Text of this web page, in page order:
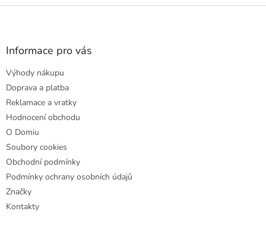
Z
Informace pro vás
Výhody nákupu
Doprava a platba
Reklamace a vratky
Hodnocení obchodu
O Domiu
Soubory cookies
Obchodní podmínky
Podmínky ochrany osobních údajů
Značky
Kontakty